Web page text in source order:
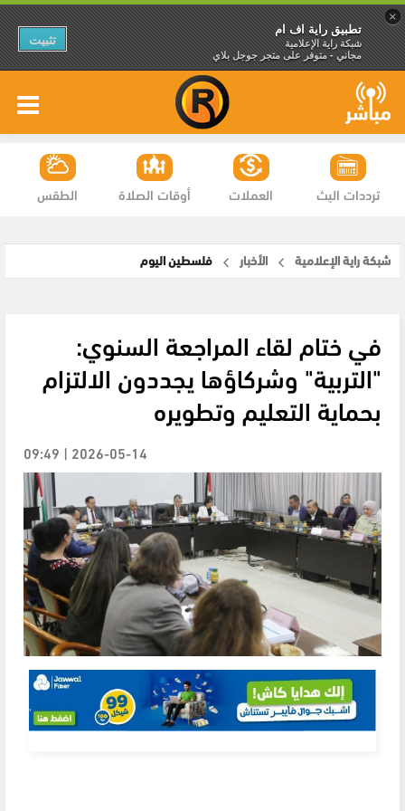
×
تطبيق راية اف ام
شبكة راية الإعلامية
مجاني - متوفر على متجر جوجل بلاي
تثبيت
الطقس أوقات الصلاة العملات ترددات البث
شبكة راية الإعلامية الأخبار فلسطين اليوم
في ختام لقاء المراجعة السنوي:
"التربية" وشركاؤها يجددون الالتزام
بحماية التعليم وتطويره
2026-05-14 | 09:49